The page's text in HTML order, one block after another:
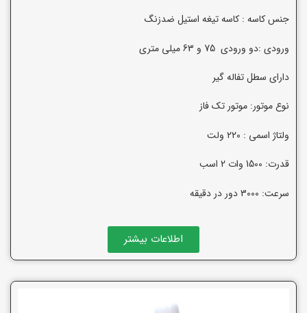
جنس کاسه : کاسه تیغه استیل ضدزنگ
ورودی :دو ورودی 75 و 63 میلی متری
دارای سطل تفاله گیر
نوع موتور: موتور تک فاز
ولتاژ اسمی : ۲۲۰ ولت
قدرت: 1500 وات 2 اسب
سرعت: 3000 دور در دقیقه
اطلاعات بیشتر